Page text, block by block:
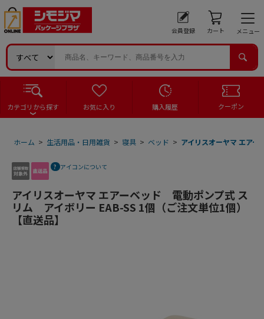
会員登録 カート メニュー
カテゴリから探す お気に入り 購入履歴 クーポン
ホーム > 生活用品・日用雑貨 > 寝具 > ベッド > アイリスオーヤマ エア
アイコンについて
アイリスオーヤマ エアーベッド 電動ポンプ式 ス
リム アイボリー EAB-SS 1個（ご注文単位1個）
【直送品】